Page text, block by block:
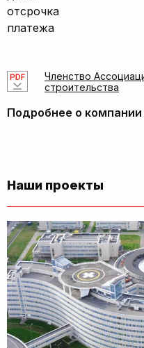
отсрочка
платежа
Членство
строительства
Подробнее о компании
Наши проекты